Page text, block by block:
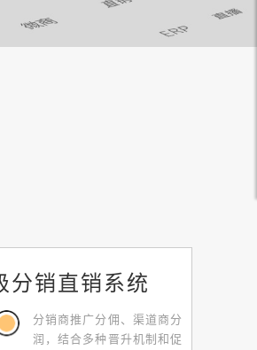
分销直销系统
分销商推广分佣、渠道商分
润，结合多种晋升机制和促